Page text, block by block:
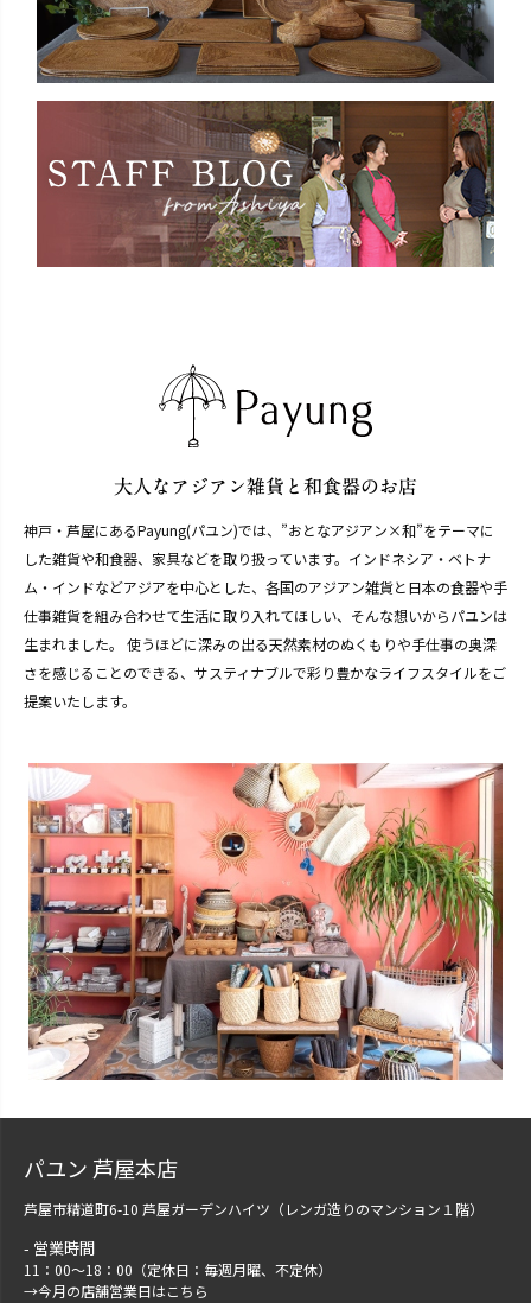
神戸・芦屋にあるPayung(パユン)では、”おとなアジアン×和”をテーマに
した雑貨や和食器、家具などを取り扱っています。インドネシア・ベトナ
ム・インドなどアジアを中心とした、各国のアジアン雑貨と日本の食器や手
仕事雑貨を組み合わせて生活に取り入れてほしい、そんな想いからパユンは
生まれました。 使うほどに深みの出る天然素材のぬくもりや手仕事の奥深
さを感じることのできる、サスティナブルで彩り豊かなライフスタイルをご
提案いたします。
パユン 芦屋本店
芦屋市精道町6-10 芦屋ガーデンハイツ（レンガ造りのマンション１階）
営業時間
11：00～18：00（定休日：毎週月曜、不定休）
→今月の店舗営業日はこちら